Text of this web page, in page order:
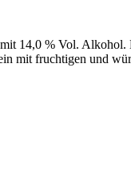
14,0 % Vol.
mit fruchtigen und